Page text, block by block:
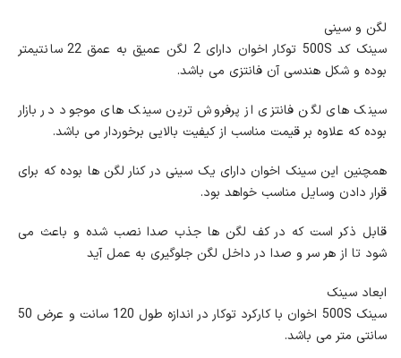
لگن و سینی
سینک کد 500S توکار اخوان دارای 2 لگن عمیق به عمق 22 سانتیمتر
بوده و شکل هندسی آن فانتزی می باشد.
سینک های لگن فانتزی از پرفروش ترین سینک های موجود در بازار
بوده که علاوه بر قیمت مناسب از کیفیت بالایی برخوردار می باشد.
همچنین این سینک اخوان دارای یک سینی در کنار لگن ها بوده که برای
قرار دادن وسایل مناسب خواهد بود.
قابل ذکر است که در کف لگن ها جذب صدا نصب شده و باعث می
شود تا از هر سر و صدا در داخل لگن جلوگیری به عمل آید
ابعاد سینک
سینک 500S اخوان با کارکرد توکار در اندازه طول 120 سانت و عرض 50
سانتی متر می باشد.